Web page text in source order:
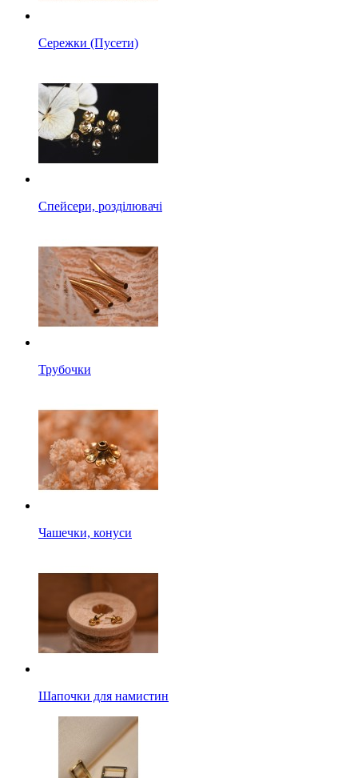
Сережки (Пусети)
Спейсери, розділювачі
Трубочки
Чашечки, конуси
Шапочки для намистин